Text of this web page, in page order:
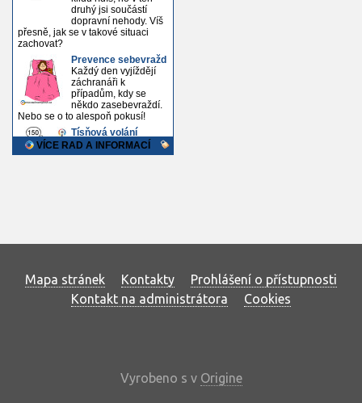
Mapa stránek Kontakty
Prohlášení o přístupnosti
Kontakt na administrátora
Cookies
Vyrobeno s v Origine